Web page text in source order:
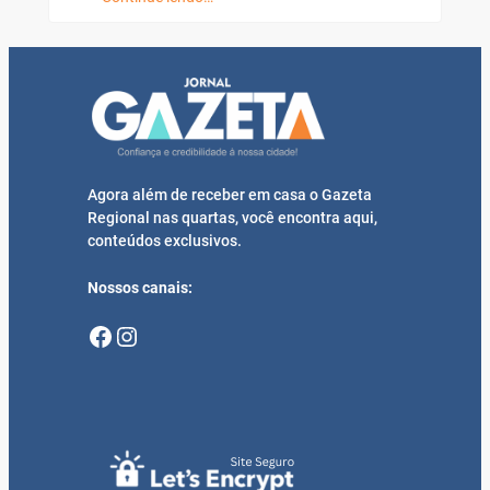
Agora além de receber em casa o Gazeta
Regional nas quartas, você encontra aqui,
conteúdos exclusivos.
Nossos canais:
Facebook Instagram